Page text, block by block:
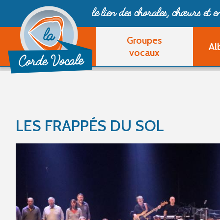
le lien des chorales, chœurset
Groupes
vocaux
LES FRAPPÉS DU SOL